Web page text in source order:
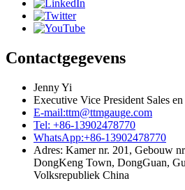
Contactgegevens
Jenny Yi
Executive Vice President Sales en
E-mail:ttm@ttmgauge.com
Tel: +86-13902478770
WhatsApp:+86-13902478770
Adres: Kamer nr. 201, Gebouw
DongKeng Town, DongGuan,
Volksrepubliek China